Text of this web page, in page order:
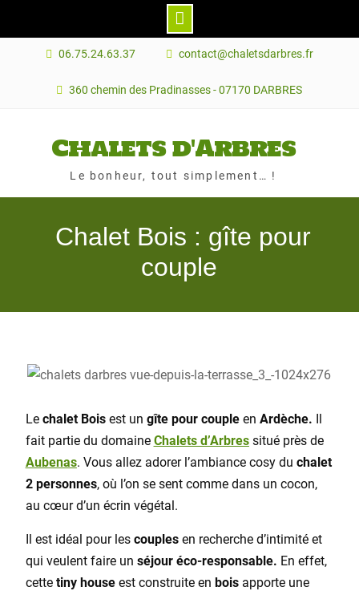
06.75.24.63.37 contact@chaletsdarbres.fr
360 chemin des Pradinasses - 07170 DARBRES
Chalets d'Arbres
Le bonheur, tout simplement… !
Chalet Bois : gîte pour
couple
Le chalet Bois est un gîte pour couple en Ardèche. Il
fait partie du domaine Chalets d’Arbressitué près de
Aubenas. Vous allez adorer l’ambiance cosy du chalet
2 personnes, où l’on se sent comme dans un cocon,
au cœur d’un écrin végétal.
Il est idéal pour les couples en recherche d’intimité et
qui veulent faire un séjour éco-responsable. En effet,
cette tiny houseest construite en bois apporte une